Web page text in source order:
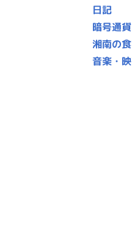
日記
暗号通
湘南の
音楽・